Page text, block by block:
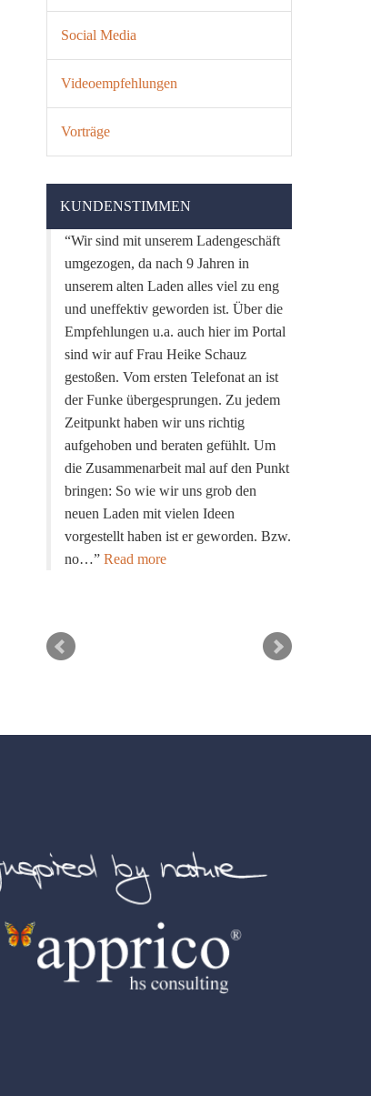
Social Media
Videoempfehlungen
Vorträge
KUNDENSTIMMEN
Wir sind mit unserem Ladengeschäft
umgezogen, da nach 9 Jahren in
unserem alten Laden alles viel zu eng
und uneffektiv geworden ist. Über die
Empfehlungen u.a. auch hier im Portal
sind wir auf Frau Heike Schauz
gestoßen. Vom ersten Telefonat an ist
der Funke übergesprungen. Zu jedem
Zeitpunkt haben wir uns richtig
aufgehoben und beraten gefühlt. Um
die Zusammenarbeit mal auf den Punkt
bringen: So wie wir uns grob den
neuen Laden mit vielen Ideen
vorgestellt haben ist er geworden. Bzw.
no…
Read more